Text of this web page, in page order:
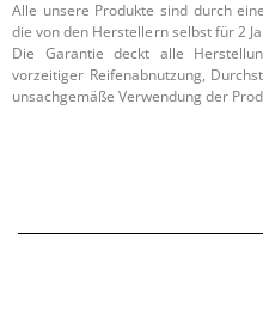
Alle unsere Produkte sind durch
die von den Herstellern selbst für 2
Die Garantie deckt alle
vorzeitiger Reifenabnutzung,
unsachgemäße Verwendung der